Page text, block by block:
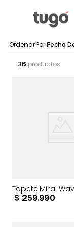
Fecha
36 productos
Tapete Mirai
$ 259.990